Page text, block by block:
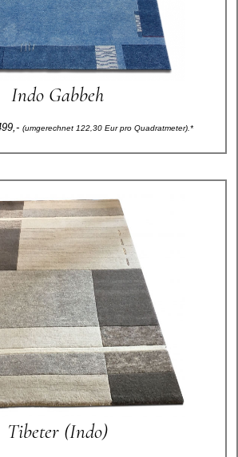
Indo Gabbeh
(umgerechnet 122,30 Eur pro Quadratmeter).*
Tibeter (Indo)